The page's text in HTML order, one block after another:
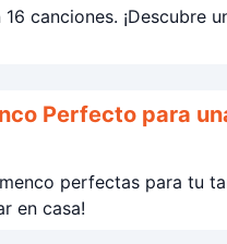
canciones. ¡Descubre
Perfecto para
perfectas para tu
en casa!